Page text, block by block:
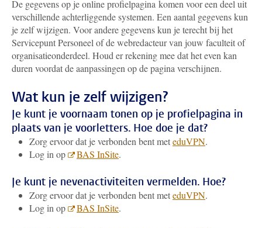
De gegevens op je online profielpagina komen voor een deel uit
verschillende achterliggende systemen. Een aantal gegevens kun
je zelf wijzigen. Voor andere gegevens kun je terecht bij het
Servicepunt Personeel of de webredacteur van jouw faculteit of
organisatieonderdeel. Houd er rekening mee dat het even kan
duren voordat de aanpassingen op de pagina verschijnen.
Wat kun je zelf wijzigen?
Je kunt je voornaam tonen op je profielpagina in
plaats van je voorletters. Hoe doe je dat?
Zorg ervoor dat je verbonden bent meteduVPN.
Log in op
BAS InSite.
Je kunt je nevenactiviteiten vermelden. Hoe?
Zorg ervoor dat je verbonden bent meteduVPN.
Log in op
BAS InSite.